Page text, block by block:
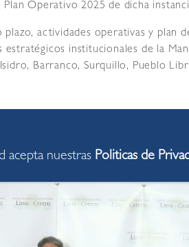
Operativo 2025 de dicha
actividades operativas y plan
institucionales de la
Barranco, Surquillo, Pueblo
acepta nuestras Politicas de